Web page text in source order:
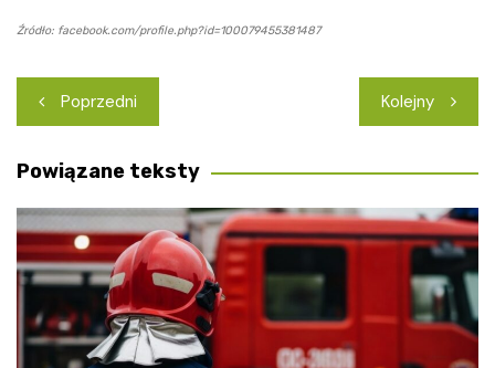
Źródło: facebook.com/profile.php?id=100079455381487
Nawigacja
wpisu
Poprzedni Kolejny
Powiązane teksty